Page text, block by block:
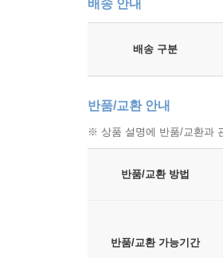
배송 안내
배송 구분
반품/교환 안내
※ 상품 설명에 반품/교환과
반품/교환 방법
반품/교환 가능기간